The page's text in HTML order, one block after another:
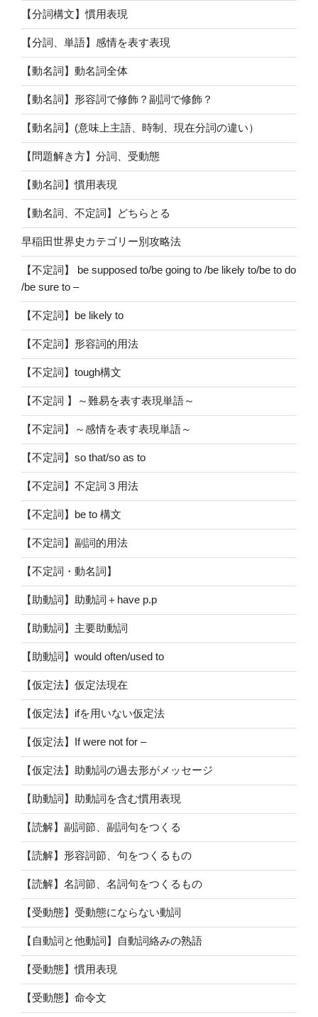
【分詞構文】慣用表現
【分詞、単語】感情を表す表現
【動名詞】動名詞全体
【動名詞】形容詞で修飾？副詞で修飾？
【動名詞】(意味上主語、時制、現在分詞の違い）
【問題解き方】分詞、受動態
【動名詞】慣用表現
【動名詞、不定詞】どちらとる
早稲田世界史カテゴリー別攻略法
【不定詞】 be supposed to/be going to /be likely to/be to do
/be sure to –
【不定詞】be likely to
【不定詞】形容詞的用法
【不定詞】tough構文
【不定詞 】～難易を表す表現単語～
【不定詞】～感情を表す表現単語～
【不定詞】so that/so as to
【不定詞】不定詞３用法
【不定詞】be to 構文
【不定詞】副詞的用法
【不定詞・動名詞】
【助動詞】助動詞＋have p.p
【助動詞】主要助動詞
【助動詞】would often/used to
【仮定法】仮定法現在
【仮定法】ifを用いない仮定法
【仮定法】If were not for –
【仮定法】助動詞の過去形がメッセージ
【助動詞】助動詞を含む慣用表現
【読解】副詞節、副詞句をつくる
【読解】形容詞節、句をつくるもの
【読解】名詞節、名詞句をつくるもの
【受動態】受動態にならない動詞
【自動詞と他動詞】自動詞絡みの熟語
【受動態】慣用表現
【受動態】命令文